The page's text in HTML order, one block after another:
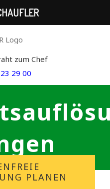
zum Chef
29 00
PLANEN